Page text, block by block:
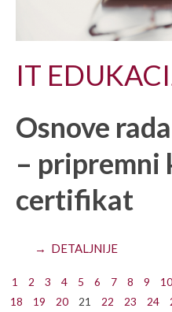
IT
Osnove
– pripremni
certifikat
→ DETALJNIJE
1 2 3 4 5 6 7 8 9 10
18
19 20 21 22 23 24